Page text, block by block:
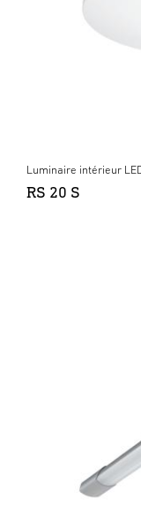
Luminaire intérieur
RS 20 S